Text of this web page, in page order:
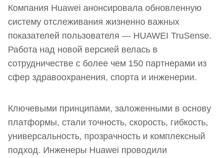
Компания Huawei анонсировала обновленную
систему отслеживания жизненно важных
показателей пользователя — HUAWEI TruSense.
Работа над новой версией велась в
сотрудничестве с более чем 150 партнерами из
сфер здравоохранения, спорта и инженерии.
Ключевыми принципами, заложенными в основу
платформы, стали точность, скорость, гибкость,
универсальность, прозрачность и комплексный
подход. Инженеры Huawei проводили